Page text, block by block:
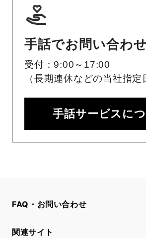
手話でお問い合わせ
受付：9:00～17:00
（長期連休などの当社指定
手話サービスに
FAQ・お問い合わせ
関連サイト